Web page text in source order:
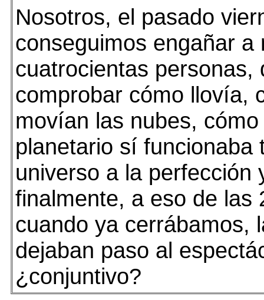
Nosotros, el pasado
conseguimos engañar a
cuatrocientas personas,
comprobar cómo llovía,
movían las nubes,
planetario sí funcionaba
universo a la perfección
finalmente, a eso de las
cuando ya cerrábamos,
dejaban paso al
¿conjuntivo?